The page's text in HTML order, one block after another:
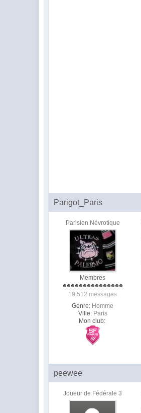
Parigot_Paris
Parisien Névrotique
Membres
19 512 messages
Genre: Homme
Ville: Paris
Mon club:
peewee
Joueur de Fédérale 3